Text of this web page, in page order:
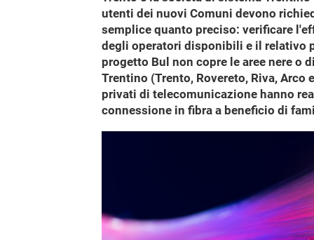
utenti dei nuovi Comuni devono
semplice quanto preciso: verificare
degli operatori disponibili e il relativo
progetto Bul non copre le aree nere o
Trentino (Trento, Rovereto, Riva,
privati di telecomunicazione hanno
connessione in fibra a beneficio di